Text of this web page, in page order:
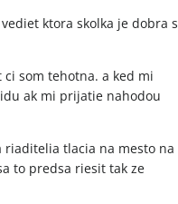
skladu pre triedu,
podmienka „3 roky k
predĺžená materská
Trnava, Čierna Voda,
ktora skolka je dobra s
som tehotna. a ked mi
ak mi prijatie nahodou
riaditelia tlacia na mesto na
to predsa riesit tak ze